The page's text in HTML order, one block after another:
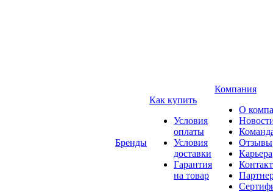
Бренды
Как купить
Условия
оплаты
Условия
доставки
Гарантия
на товар
Компания
О
Отзывы
Карьера